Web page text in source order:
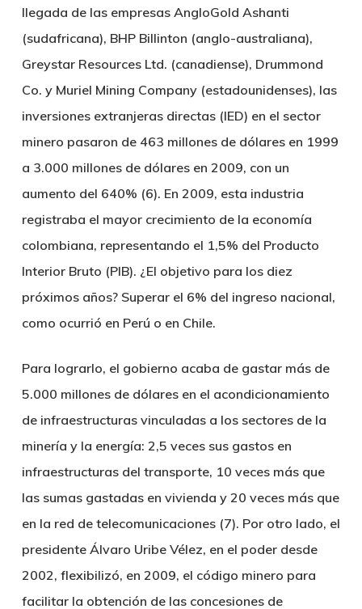
llegada de las empresas AngloGold Ashanti
(sudafricana), BHP Billinton (anglo-australiana),
Greystar Resources Ltd. (canadiense), Drummond
Co. y Muriel Mining Company (estadounidenses), las
inversiones extranjeras directas (IED) en el sector
minero pasaron de 463 millones de dólares en 1999
a 3.000 millones de dólares en 2009, con un
aumento del 640% (6). En 2009, esta industria
registraba el mayor crecimiento de la economía
colombiana, representando el 1,5% del Producto
Interior Bruto (PIB). ¿El objetivo para los diez
próximos años? Superar el 6% del ingreso nacional,
como ocurrió en Perú o en Chile.
Para lograrlo, el gobierno acaba de gastar más de
5.000 millones de dólares en el acondicionamiento
de infraestructuras vinculadas a los sectores de la
minería y la energía: 2,5 veces sus gastos en
infraestructuras del transporte, 10 veces más que
las sumas gastadas en vivienda y 20 veces más que
en la red de telecomunicaciones (7). Por otro lado, el
presidente Álvaro Uribe Vélez, en el poder desde
2002, flexibilizó, en 2009, el código minero para
facilitar la obtención de las concesiones de